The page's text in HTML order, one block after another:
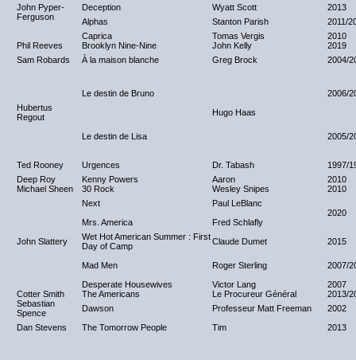
John Pyper-
Ferguson
Deception
Wyatt Scott
2013
Alphas
Stanton Parish
2011/
Caprica
Tomas Vergis
2010
Phil Reeves
Brooklyn Nine-Nine John Kelly
2019
Sam Robards
À la maison blanche Greg Brock 2004/
Hubertus
Regout
Le destin de Bruno
Hugo Haas
2006/
Le destin de Lisa 2005/
Ted Rooney Urgences Dr. Tabash
1997/
Deep Roy
Kenny Powers Aaron
2010
Michael Sheen
30 Rock Wesley Snipes 2010
John Slattery
Next
Paul LeBlanc
2020
Mrs. America
Fred Schlafly
Wet Hot American Summer : First
Day of Camp
Claude Dumet 2015
Mad Men Roger Sterling
2007/
Desperate Housewives
Victor Lang
2007
Cotter Smith
The Americans Le Procureur Général
2013/
Sebastian
Spence
Dawson Professeur Matt Freeman
2002
Dan Stevens
The Tomorrow People Tim 2013